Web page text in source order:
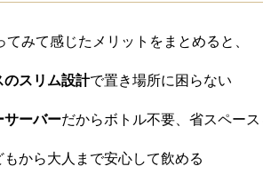
みて感じたメリットをまとめると、
のスリム設計で置き場所に困らない
サーバーだからボトル不要、省スペース
もから大人まで安心して飲める